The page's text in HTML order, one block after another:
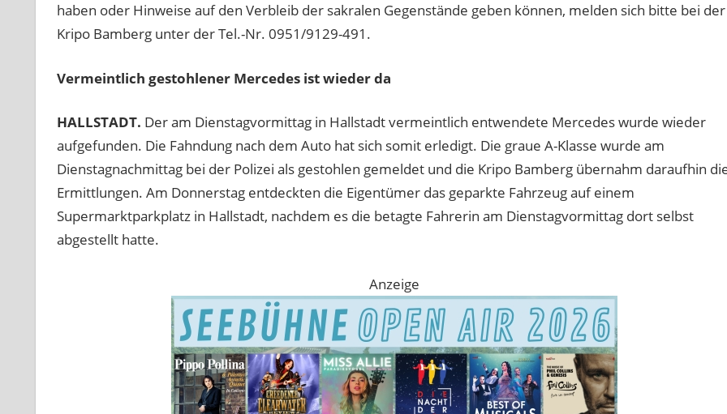
haben oder Hinweise auf den Verbleib der sakralen Gegenstände geben können, melden sich bitte bei der
Kripo Bamberg unter der Tel.-Nr. 0951/9129-491.
Vermeintlich gestohlener Mercedes ist wieder da
HALLSTADT. Der am Dienstagvormittag in Hallstadt vermeintlich entwendete Mercedes wurde wieder
aufgefunden. Die Fahndung nach dem Auto hat sich somit erledigt. Die graue A-Klasse wurde am
Dienstagnachmittag bei der Polizei als gestohlen gemeldet und die Kripo Bamberg übernahm daraufhin
Ermittlungen. Am Donnerstag entdeckten die Eigentümer das geparkte Fahrzeug auf einem
Supermarktparkplatz in Hallstadt, nachdem es die betagte Fahrerin am Dienstagvormittag dort selbst
abgestellt hatte.
Anzeige